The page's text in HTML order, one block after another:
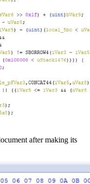
after making its